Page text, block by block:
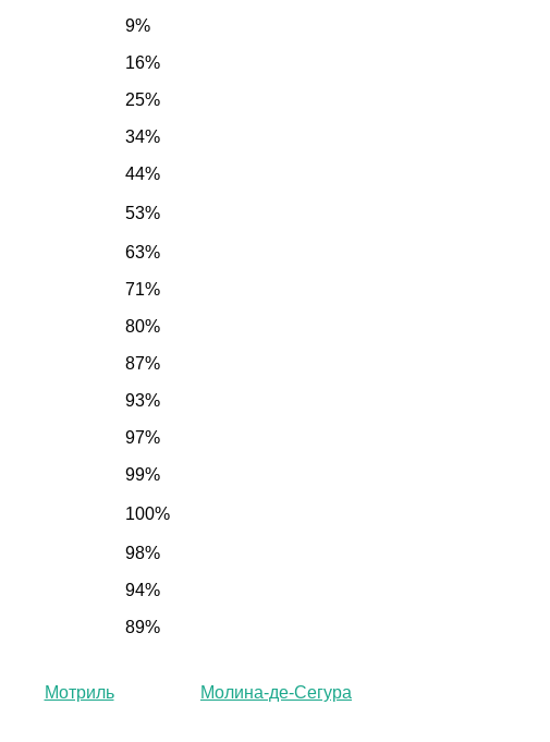
9%
16%
25%
34%
44%
53%
63%
71%
80%
87%
93%
97%
99%
100%
98%
94%
89%
Мотриль Молина-де-Сегура